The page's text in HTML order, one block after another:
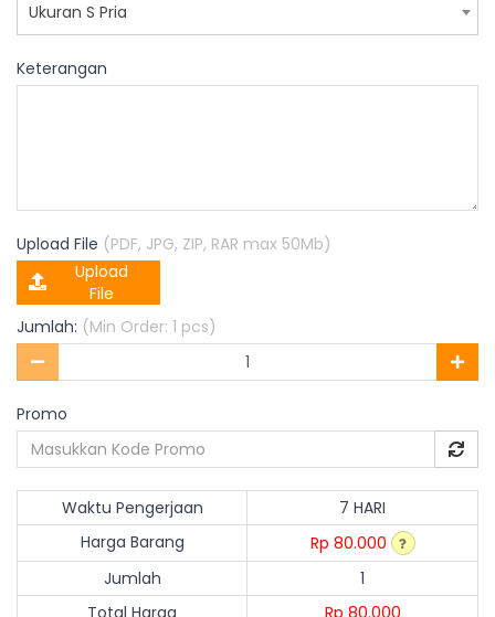
Ukuran S Pria
Keterangan
Upload File (PDF, JPG, ZIP, RAR max 50Mb)
Upload
File
Jumlah: (Min Order: 1 pcs)
Promo
Waktu Pengerjaan
7 HARI
Harga Barang
Rp 80.000
Jumlah
1
Total Harga
Rp 80.000